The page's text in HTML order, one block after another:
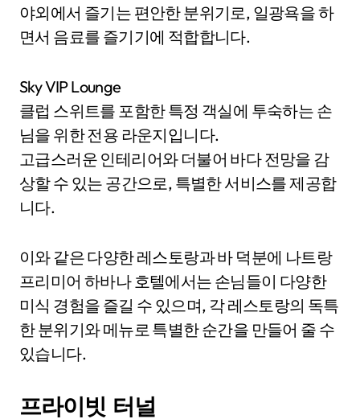
야외에서 즐기는 편안한 분위기로, 일광욕을 하
면서 음료를 즐기기에 적합합니다.
Sky VIP Lounge
클럽 스위트를 포함한 특정 객실에 투숙하는 손
님을 위한 전용 라운지입니다.
고급스러운 인테리어와 더불어 바다 전망을 감
상할 수 있는 공간으로, 특별한 서비스를 제공합
니다.
이와 같은 다양한 레스토랑과 바 덕분에 나트랑
프리미어 하바나 호텔에서는 손님들이 다양한
미식 경험을 즐길 수 있으며, 각 레스토랑의 독특
한 분위기와 메뉴로 특별한 순간을 만들어 줄 수
있습니다.
프라이빗 터널